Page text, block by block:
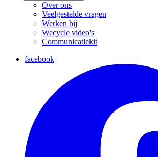
Over ons
Veelgestelde vragen
Werken bij
Wecycle video's
Communicatiekit
facebook